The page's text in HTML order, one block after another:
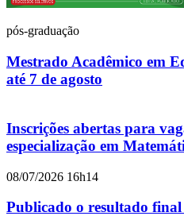
pós-graduação
Mestrado Acadêmico em
até 7 de agosto
Inscrições abertas para
especialização em
08/07/2026 16h14
Publicado o resultado final